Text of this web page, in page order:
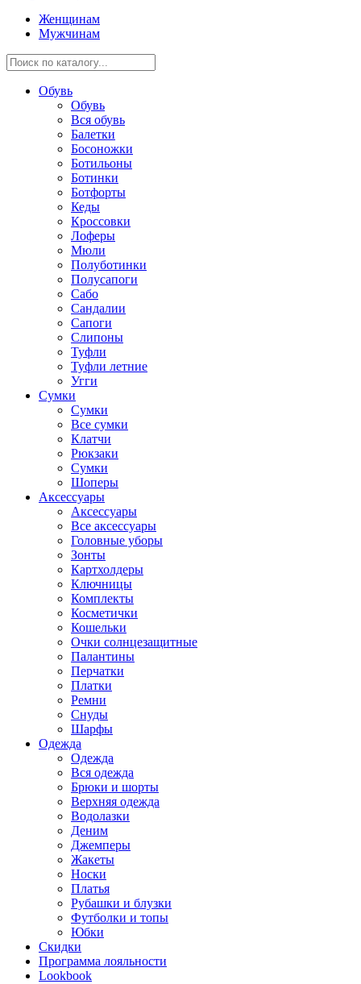
Женщинам
Мужчинам
Обувь
Обувь
Вся обувь
Балетки
Босоножки
Ботильоны
Ботинки
Ботфорты
Кеды
Кроссовки
Лоферы
Мюли
Полуботинки
Полусапоги
Сабо
Сандалии
Сапоги
Слипоны
Туфли
Туфли летние
Угги
Сумки
Сумки
Все сумки
Клатчи
Рюкзаки
Сумки
Шоперы
Аксессуары
Аксессуары
Все аксессуары
Головные уборы
Зонты
Картхолдеры
Ключницы
Комплекты
Косметички
Кошельки
Очки солнцезащитные
Палантины
Перчатки
Платки
Ремни
Снуды
Шарфы
Одежда
Одежда
Вся одежда
Брюки и шорты
Верхняя одежда
Водолазки
Деним
Джемперы
Жакеты
Носки
Платья
Рубашки и блузки
Футболки и топы
Юбки
Скидки
Программа лояльности
Lookbook